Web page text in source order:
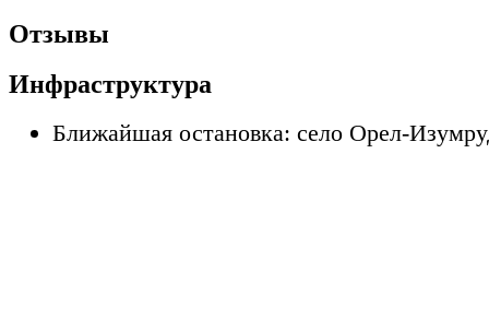
Отзывы
Инфраструктура
Ближайшая остановка: село Орел-